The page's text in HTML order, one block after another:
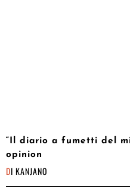
“Il diario a fumetti del
opinion
DI KANJANO